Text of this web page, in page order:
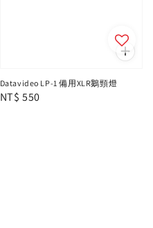
Datavideo LP-1 備用XLR鵝頸燈
Regular
NT$ 550